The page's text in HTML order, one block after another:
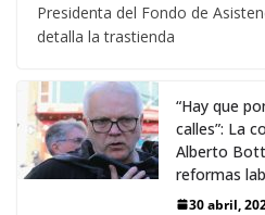
Presidenta del Fondo de
detalla la trastienda
“Hay que
calles”: La
Alberto
reformas
30 abril,